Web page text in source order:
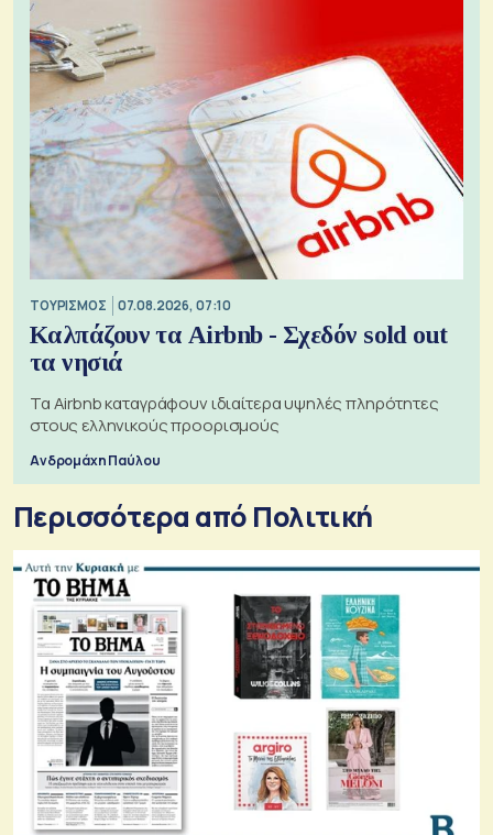
ΤΟΥΡΙΣΜΟΣ 07.08.2026, 07:10
Καλπάζουν τα Airbnb - Σχεδόν sold out
τα νησιά
Τα Airbnb καταγράφουν ιδιαίτερα υψηλές πληρότητες
στους ελληνικούς προορισμούς
Ανδρομάχη Παύλου
Περισσότερα από Πολιτική